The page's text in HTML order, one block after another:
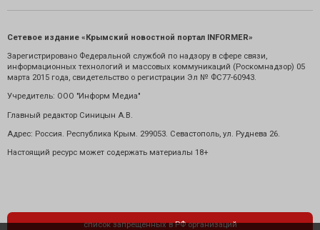
Сетевое издание «Крымский новостной портал INFORMER»
Зарегистрировано Федеральной службой по надзору в сфере связи,
информационных технологий и массовых коммуникаций (Роскомнадзор) 05
марта 2015 года, свидетельство о регистрации Эл № ФС77-60943.
Учредитель: ООО "Информ Медиа"
Главный редактор Синицын А.В.
Адрес: Россия. Республика Крым. 299053. Севастополь, ул. Руднева 26.
Настоящий ресурс может содержать материалы 18+
список запрещенных в РФ организаций